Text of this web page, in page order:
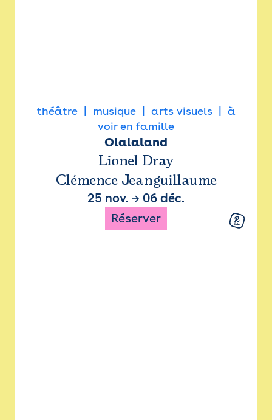
théâtre musique arts visuels
à
voir en famille
Olalaland
Lionel Dray
Clémence Jeanguillaume
25 nov. → 06 déc.
Réserver